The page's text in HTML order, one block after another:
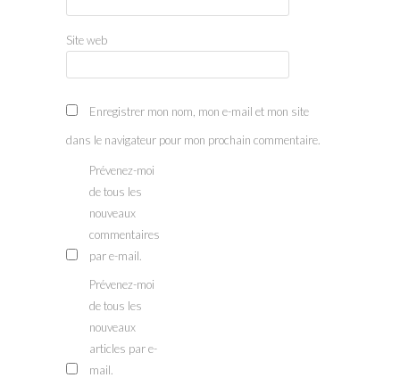
Site web
Enregistrer mon nom, mon e-mail et mon site
dans le navigateur pour mon prochain commentaire.
Prévenez-moi
de tous les
nouveaux
commentaires
par e-mail.
Prévenez-moi
de tous les
nouveaux
articles par e-
mail.